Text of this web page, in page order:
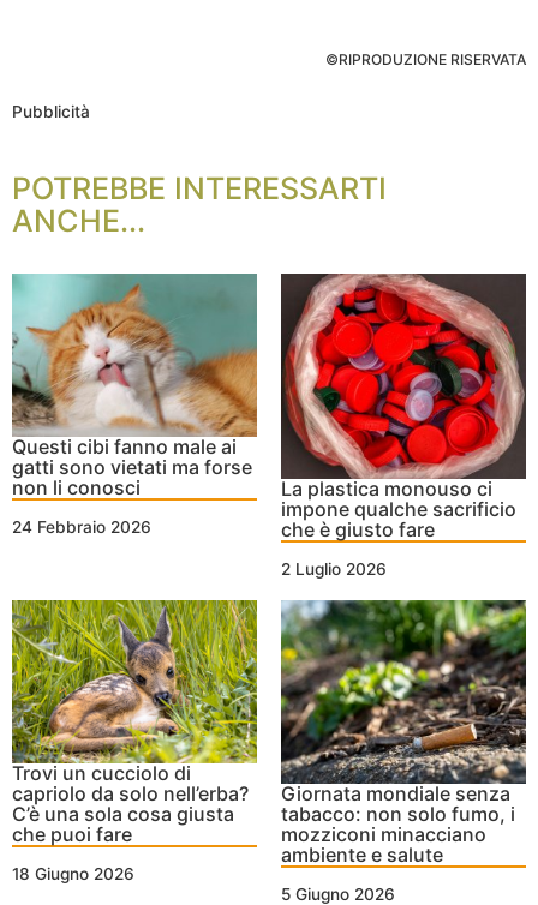
©RIPRODUZIONE RISERVATA
Pubblicità
POTREBBE INTERESSARTI
ANCHE...
Questi cibi fanno male ai
gatti sono vietati ma forse
non li conosci
24 Febbraio 2026
La plastica monouso ci
impone qualche sacrificio
che è giusto fare
2 Luglio 2026
Trovi un cucciolo di
capriolo da solo nell’erba?
C’è una sola cosa giusta
che puoi fare
18 Giugno 2026
Giornata mondiale senza
tabacco: non solo fumo, i
mozziconi minacciano
ambiente e salute
5 Giugno 2026